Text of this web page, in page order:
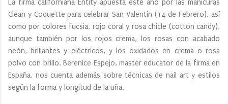
La firma californiana Entity apuesta este año por las manicuras
Clean y Coquette para celebrar San Valentín (14 de Febrero), así
como por colores fucsia, rojo coral y rosa chicle (cotton candy),
aunque también por los rojos crema, los rosas con acabado
neón, brillantes y eléctricos, y los oxidados en crema o rosa
polvo con brillo. Berenice Espejo, master educator de la firma en
España, nos cuenta además sobre técnicas de nail art y estilos
según la forma y longitud de la uña.